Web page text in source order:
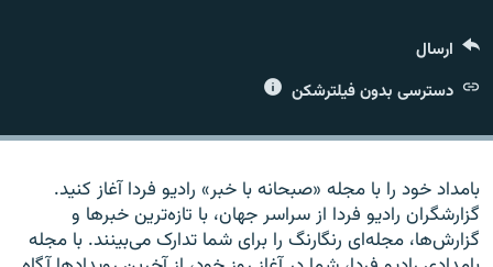
زبان‌های دیگر
ارسال
دسترسی بدون فیلترشکن
بامداد خود را با مجله «صبحانه با خبر» راديو فردا آغاز کنيد.
گزارشگران راديو فردا از سراسر جهان، با تازه‌ترين خبرها و
گزارش‌ها، مجله‌ای رنگارنگ را برای شما تدارک می‌بينند. با مجله